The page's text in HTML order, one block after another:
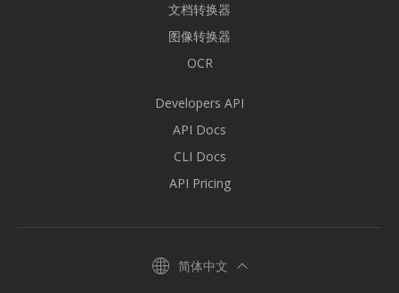
文档转换器
图像转换器
OCR
Developers API
API Docs
CLI Docs
API Pricing
简体中文